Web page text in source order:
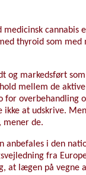
medicinsk
thyroid som
og markedsført
mellem de
for overbehandling
at udskrive.
mener de.
anbefales i den
fra
at lægen på vegne